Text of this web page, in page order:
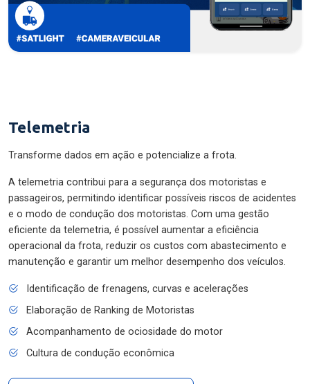
Telemetria
Transforme dados em ação e potencialize a frota.
A telemetria contribui para a segurança dos motoristas e
passageiros, permitindo identificar possíveis riscos de acidentes
e o modo de condução dos motoristas. Com uma gestão
eficiente da telemetria, é possível aumentar a eficiência
operacional da frota, reduzir os custos com abastecimento e
manutenção e garantir um melhor desempenho dos veículos.
Identificação de frenagens, curvas e acelerações
Elaboração de Ranking de Motoristas
Acompanhamento de ociosidade do motor
Cultura de condução econômica